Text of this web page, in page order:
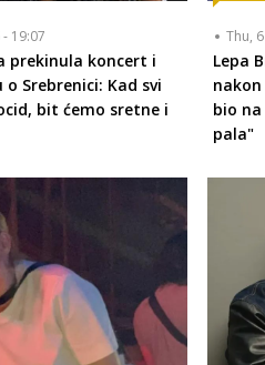
19:07
prekinula koncert i
Srebrenici: Kad svi
bit ćemo sretne i
Thu,
Lepa
bio
pala"